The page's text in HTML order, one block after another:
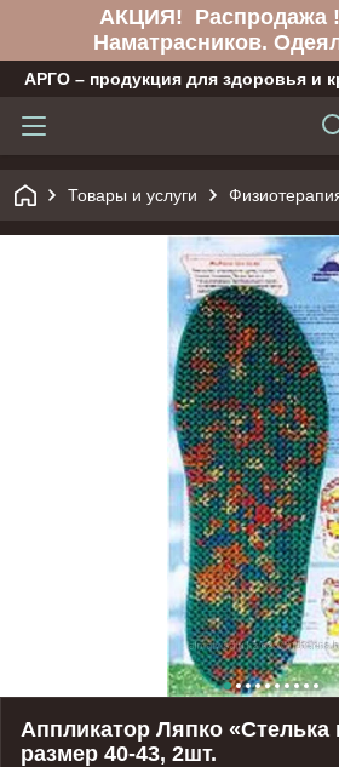
АКЦИЯ! Распродажа
Наматрасников.
АРГО – продукция для здоровья и
Товары и услуги
Аппликатор Ляпко «Стелька
размер 40-43, 2шт.